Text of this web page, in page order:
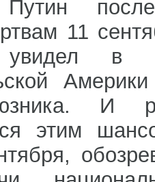
11
увидел в
И
этим